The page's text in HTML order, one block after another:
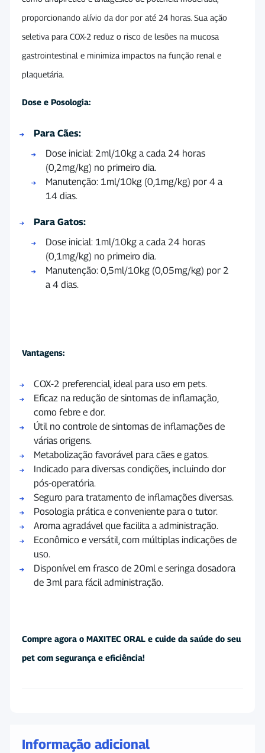
proporcionando alívio da dor por até 24 horas. Sua ação
seletiva para COX-2 reduz o risco de lesões na mucosa
gastrointestinal e minimiza impactos na função renal e
plaquetária.
Dose e Posologia:
Para Cães:
Dose inicial: 2ml/10kg a cada 24 horas
(0,2mg/kg) no primeiro dia.
Manutenção: 1ml/10kg (0,1mg/kg) por 4 a
14 dias.
Para Gatos:
Dose inicial: 1ml/10kg a cada 24 horas
(0,1mg/kg) no primeiro dia.
Manutenção: 0,5ml/10kg (0,05mg/kg) por 2
a 4 dias.
Vantagens:
COX-2 preferencial, ideal para uso em pets.
Eficaz na redução de sintomas de inflamação,
como febre e dor.
Útil no controle de sintomas de inflamações de
várias origens.
Metabolização favorável para cães e gatos.
Indicado para diversas condições, incluindo dor
pós-operatória.
Seguro para tratamento de inflamações diversas.
Posologia prática e conveniente para o tutor.
Aroma agradável que facilita a administração.
Econômico e versátil, com múltiplas indicações de
uso.
Disponível em frasco de 20ml e seringa dosadora
de 3ml para fácil administração.
Compre agora o MAXITEC ORAL e cuide da saúde do seu
pet com segurança e eficiência!
Informação adicional